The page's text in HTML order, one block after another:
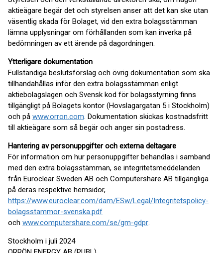
aktieägare begär det och styrelsen anser att det kan ske utan
väsentlig skada för Bolaget, vid den extra bolagsstämman
lämna upplysningar om förhållanden som kan inverka på
bedömningen av ett ärende på dagordningen.
Ytterligare dokumentation
Fullständiga beslutsförslag och övrig dokumentation som ska
tillhandahållas inför den extra bolagsstämman enligt
aktiebolagslagen och Svensk kod för bolagsstyrning finns
tillgängligt på Bolagets kontor (Hovslagargatan 5 i Stockholm)
och på www.orron.com. Dokumentation skickas kostnadsfritt
till aktieägare som så begär och anger sin postadress.
Hantering av personuppgifter och externa deltagare
För information om hur personuppgifter behandlas i samband
med den extra bolagsstämman, se integritetsmeddelanden
från Euroclear Sweden AB och Computershare AB tillgängliga
på deras respektive hemsidor,
https://www.euroclear.com/dam/ESw/Legal/Integritetspolicy-
bolagsstammor-svenska.pdf
och www.computershare.com/se/gm-gdpr.
Stockholm i juli 2024